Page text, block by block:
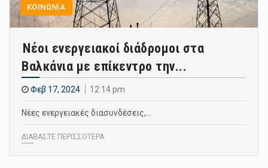
ΚΟΙΝΩΝΙΑ
Νέοι ενεργειακοί διάδρομοι στα
Βαλκάνια με επίκεντρο την...
Φεβ 17, 2024 12:14 pm
Νέες ενεργειακές διασυνδέσεις,…
ΔΙΑΒΑΣΤΕ ΠΕΡΙΣΣΟΤΕΡΑ